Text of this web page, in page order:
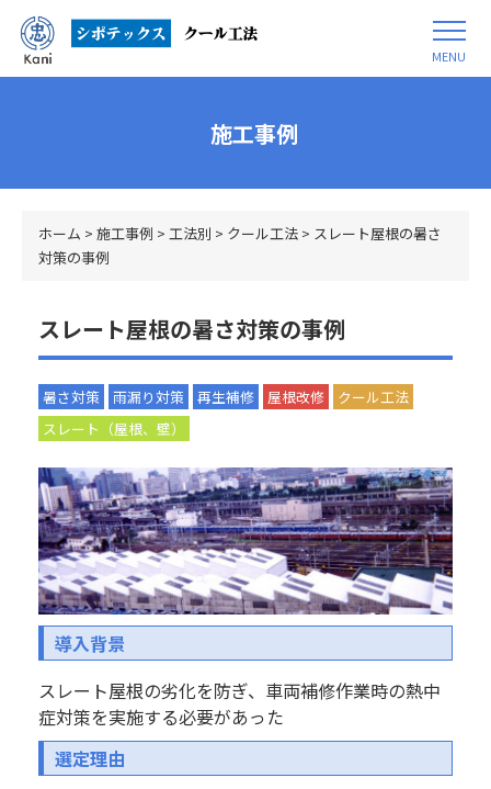
MENU
施工事例
ホーム > 施工事例 > 工法別 > クール工法 > スレート屋根の暑さ
対策の事例
スレート屋根の暑さ対策の事例
暑さ対策 雨漏り対策 再生補修 屋根改修
クール工法
スレート（屋根、壁）
導入背景
スレート屋根の劣化を防ぎ、車両補修作業時の熱中
症対策を実施する必要があった
選定理由